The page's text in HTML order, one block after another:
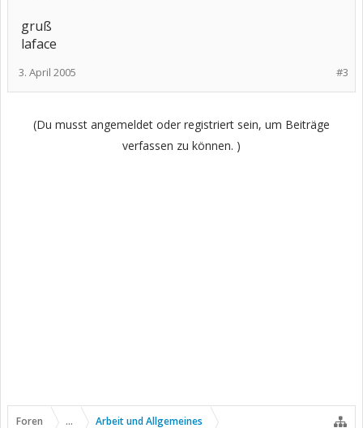
gruß
laface
#3
3. April 2005
(Du musst angemeldet oder registriert sein, um Beiträge
verfassen zu können. )
Foren ... Arbeit und Allgemeines